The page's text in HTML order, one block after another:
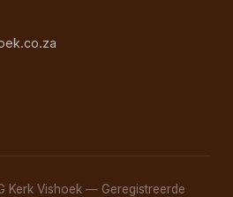
Kerk Vishoek — Geregistreerde